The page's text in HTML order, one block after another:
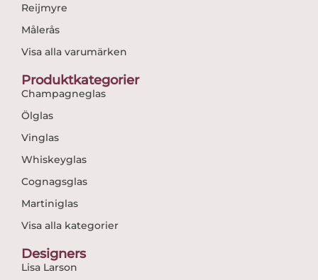
Reijmyre
Målerås
Visa alla varumärken
Produktkategorier
Champagneglas
Ölglas
Vinglas
Whiskeyglas
Cognagsglas
Martiniglas
Visa alla kategorier
Designers
Lisa Larson